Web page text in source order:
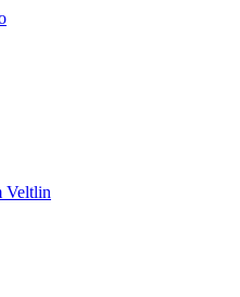
Veltlin